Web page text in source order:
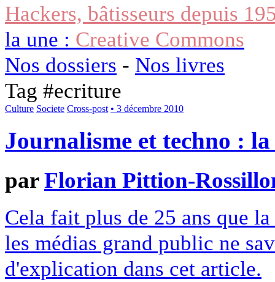
Hackers, bâtisseurs depuis
la une : Creative Commons
Nos dossiers - Nos livres
Tag #ecriture
Culture Societe Cross-post • 3 décembre 2010
Journalisme et techno :
parFlorian Pittion-
Cela fait plus de 25 ans que
les médias grand public ne
d'explication dans cet article.